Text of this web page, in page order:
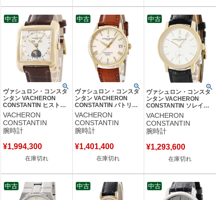
ヴァシュロン・コンスタ
ンタン VACHERON
CONSTANTIN ヒストリ
ーク トレド
47300/000R-9219
K18PG無垢 トリプルカ
レンダー メンズ 腕時計
古】
VACHERON
CONSTANTIN
腕時計
¥1,994,300
在庫切れ
中古
ヴァシュロン・コンスタ
ンタン VACHERON
CONSTANTIN パトリモ
ニー クロノメーター ロ
ワイヤル 47022/000J-
8654 K18YG無垢 メンズ
腕時計自動巻き ベージュ
VACHERON
CONSTANTIN
腕時計
¥1,401,400
在庫切れ
中古
ヴァシュロン・コンスタ
ンタン VACHERON
CONSTANTIN ソレイユ
ルヴァン 91020/000J-
8827 K18YG無垢 スモー
ルセコンド メンズ 腕時計
手巻き シルバー 【中古】
VACHERON
CONSTANTIN
腕時計
¥1,293,600
在庫切れ
中古
中古 中古 中古